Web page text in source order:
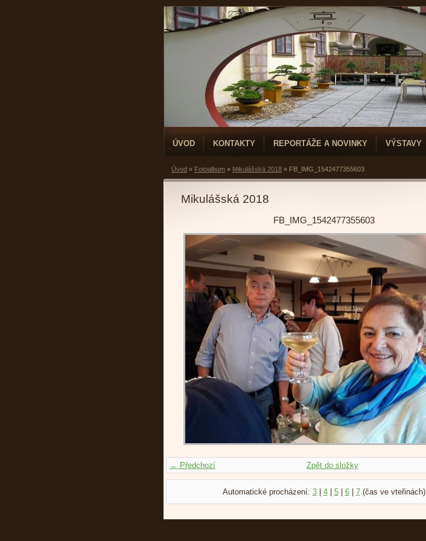
ÚVOD KONTAKTY REPORTÁŽE A NOVINKY VÝSTAVY
Úvod » Fotoalbum » Mikulášská 2018 » FB_IMG_1542477355603
Mikulášská 2018
FB_IMG_1542477355603
← Předchozí Zpět do složky
Automatické procházení: 3| 4| 5| 6| 7(čas ve vteřinách)